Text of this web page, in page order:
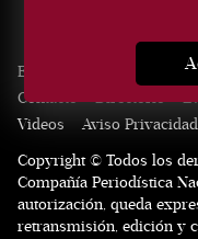
Edición Impresa
Contacto
Directorio
Videos
Aviso Privacidad
Copyright © Todos los
Compañía Periodística
autorización, queda
retransmisión, edición y